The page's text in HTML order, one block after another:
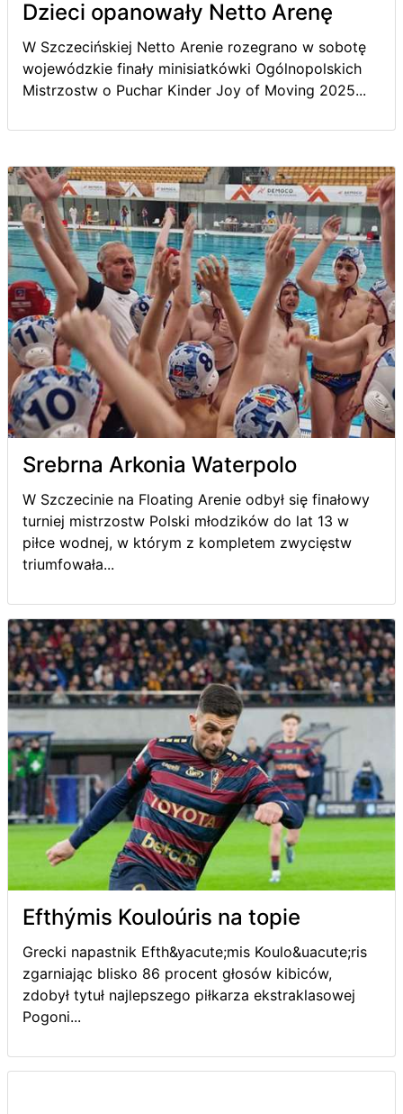
Dzieci opanowały Netto Arenę
W Szczecińskiej Netto Arenie rozegrano w sobotę
wojewódzkie finały minisiatkówki Ogólnopolskich
Mistrzostw o Puchar Kinder Joy of Moving 2025...
Srebrna Arkonia Waterpolo
W Szczecinie na Floating Arenie odbył się finałowy
turniej mistrzostw Polski młodzików do lat 13 w
piłce wodnej, w którym z kompletem zwycięstw
triumfowała...
Efthýmis Kouloúris na topie
Grecki napastnik Efth&yacute;mis Koulo&uacute;ris
zgarniając blisko 86 procent głosów kibiców,
zdobył tytuł najlepszego piłkarza ekstraklasowej
Pogoni...